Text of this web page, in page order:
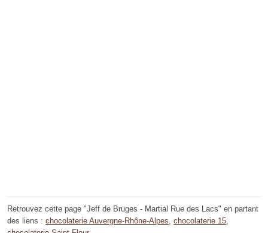
Retrouvez cette page "Jeff de Bruges - Martial Rue des Lacs" en partant
des liens : chocolaterie Auvergne-Rhône-Alpes chocolaterie 15